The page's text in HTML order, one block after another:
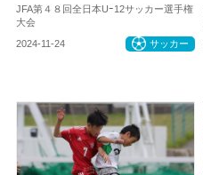
JFA第４８回全日本Uｰ12サッカー選手権
大会
2024-11-24 サッカー